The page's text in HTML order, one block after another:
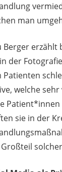
man
Berger erzählt
der
Patienten
welche
sie in der